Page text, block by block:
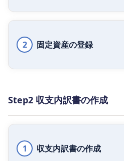
2 固定資産の登録
Step2 収支内訳書の作成
1 収支内訳書の作成